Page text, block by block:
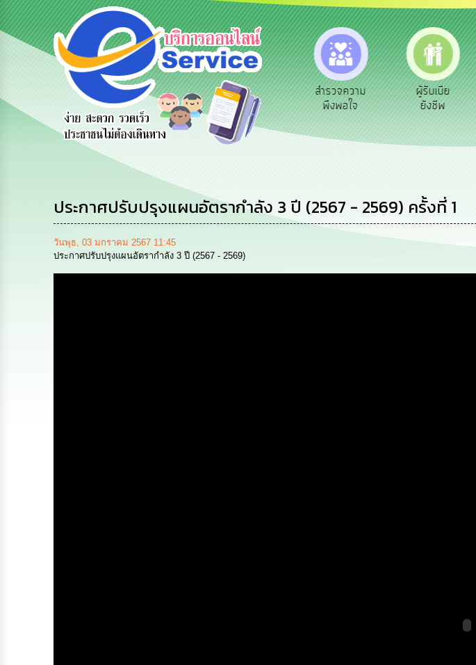
การบริหาร
ทรัพยากร
e-Service
บริการ
ออนไลน์
ถามตอบ
Q&A
สำรวจความ
พึงพอใจ
ผู้รับเบีย
ยังชีพ
ประกาศปรับปรุงแผนอัตรากำลัง 3 ปี (2567 - 2569) ครั้งที่ 1
วันพุธ, 03 มกราคม 2567 11:45
ประกาศปรับปรุงแผนอัตรากำลัง 3 ปี (2567 - 2569)